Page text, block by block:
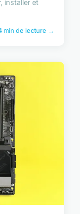
installer et
min de lecture →